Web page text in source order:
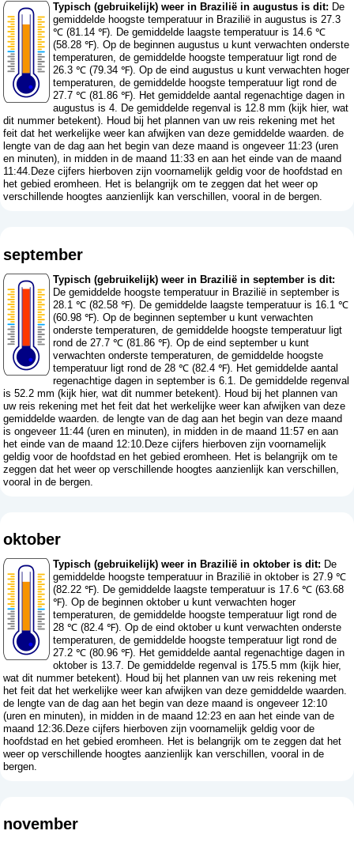
Typisch (gebruikelijk) weer in Brazilië in augustus is dit: De
gemiddelde hoogste temperatuur in Brazilië in augustus is 27.3
℃ (81.14 ℉). De gemiddelde laagste temperatuur is 14.6 ℃
(58.28 ℉). Op de beginnen augustus u kunt verwachten onderste
temperaturen, de gemiddelde hoogste temperatuur ligt rond de
26.3 ℃ (79.34 ℉). Op de eind augustus u kunt verwachten hoger
temperaturen, de gemiddelde hoogste temperatuur ligt rond de
27.7 ℃ (81.86 ℉). Het gemiddelde aantal regenachtige dagen in
augustus is 4. De gemiddelde regenval is 12.8 mm (kijk hier, wat
dit nummer betekent). Houd bij het plannen van uw reis rekening met het
feit dat het werkelijke weer kan afwijken van deze gemiddelde waarden. de
lengte van de dag aan het begin van deze maand is ongeveer 11:23 (uren
en minuten), in midden in de maand 11:33 en aan het einde van de maand
11:44.Deze cijfers hierboven zijn voornamelijk geldig voor de hoofdstad en
het gebied eromheen. Het is belangrijk om te zeggen dat het weer op
verschillende hoogtes aanzienlijk kan verschillen, vooral in de bergen.
september
Typisch (gebruikelijk) weer in Brazilië in september is dit:
De gemiddelde hoogste temperatuur in Brazilië in september is
28.1 ℃ (82.58 ℉). De gemiddelde laagste temperatuur is 16.1 ℃
(60.98 ℉). Op de beginnen september u kunt verwachten
onderste temperaturen, de gemiddelde hoogste temperatuur ligt
rond de 27.7 ℃ (81.86 ℉). Op de eind september u kunt
verwachten onderste temperaturen, de gemiddelde hoogste
temperatuur ligt rond de 28 ℃ (82.4 ℉). Het gemiddelde aantal
regenachtige dagen in september is 6.1. De gemiddelde regenval
is 52.2 mm (kijk hier, wat dit nummer betekent). Houd bij het plannen van
uw reis rekening met het feit dat het werkelijke weer kan afwijken van deze
gemiddelde waarden. de lengte van de dag aan het begin van deze maand
is ongeveer 11:44 (uren en minuten), in midden in de maand 11:57 en aan
het einde van de maand 12:10.Deze cijfers hierboven zijn voornamelijk
geldig voor de hoofdstad en het gebied eromheen. Het is belangrijk om te
zeggen dat het weer op verschillende hoogtes aanzienlijk kan verschillen,
vooral in de bergen.
oktober
Typisch (gebruikelijk) weer in Brazilië in oktober is dit: De
gemiddelde hoogste temperatuur in Brazilië in oktober is 27.9 ℃
(82.22 ℉). De gemiddelde laagste temperatuur is 17.6 ℃ (63.68
℉). Op de beginnen oktober u kunt verwachten hoger
temperaturen, de gemiddelde hoogste temperatuur ligt rond de
28 ℃ (82.4 ℉). Op de eind oktober u kunt verwachten onderste
temperaturen, de gemiddelde hoogste temperatuur ligt rond de
27.2 ℃ (80.96 ℉). Het gemiddelde aantal regenachtige dagen in
oktober is 13.7. De gemiddelde regenval is 175.5 mm (kijk hier,
wat dit nummer betekent). Houd bij het plannen van uw reis rekening met
het feit dat het werkelijke weer kan afwijken van deze gemiddelde waarden.
de lengte van de dag aan het begin van deze maand is ongeveer 12:10
(uren en minuten), in midden in de maand 12:23 en aan het einde van de
maand 12:36.Deze cijfers hierboven zijn voornamelijk geldig voor de
hoofdstad en het gebied eromheen. Het is belangrijk om te zeggen dat het
weer op verschillende hoogtes aanzienlijk kan verschillen, vooral in de
bergen.
november